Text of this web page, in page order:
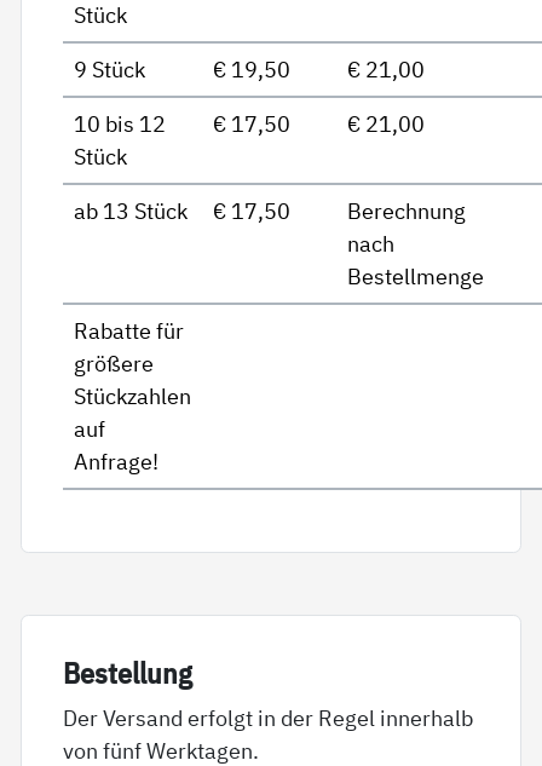
Stück
9 Stück € 19,50
€ 21,00
10 bis 12
Stück
€ 17,50 € 21,00
ab 13 Stück € 17,50
Berechnung
nach
Bestellmenge
Rabatte für
größere
Stückzahlen
auf
Anfrage!
Be­stel­lung
Der Versand erfolgt in der Regel innerhalb
von fünf Werktagen.